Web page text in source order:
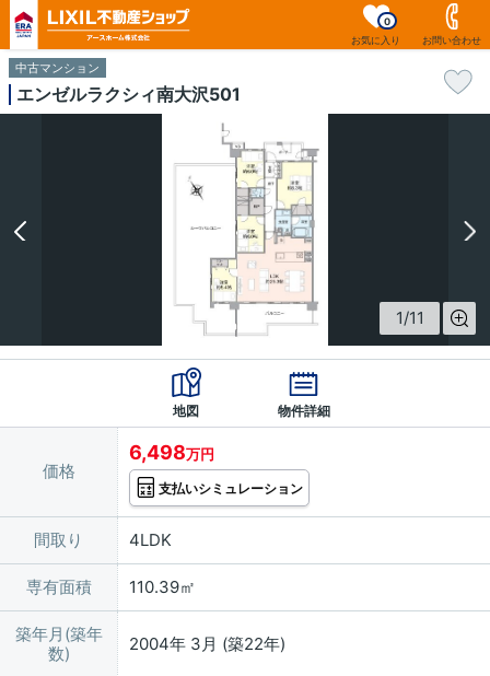
お気に入り
0
お問い合わせ
中古マンション
エンゼルラクシィ南大沢501
1/11
地図 物件詳細
価格
6,498万円
支払いシミュレーション
間取り 4LDK
専有面積 110.39㎡
築年月(築年
数)
2004年 3月 (築22年)